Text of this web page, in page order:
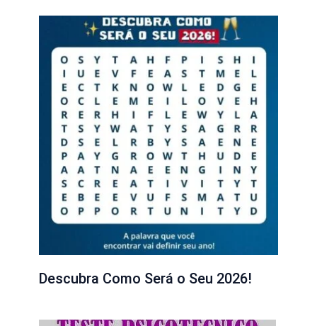
Descubra Como Será o Seu 2026!